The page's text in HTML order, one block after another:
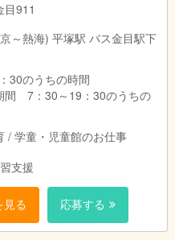
25年1月時点）です。
務に習熟された場合は、単独
ります。
目911
～熱海) 平塚駅 バス金目駅下
30のうちの時間
間 7：30～19：30のうちの
/ 学童・児童館のお仕事
支援
見る 応募する